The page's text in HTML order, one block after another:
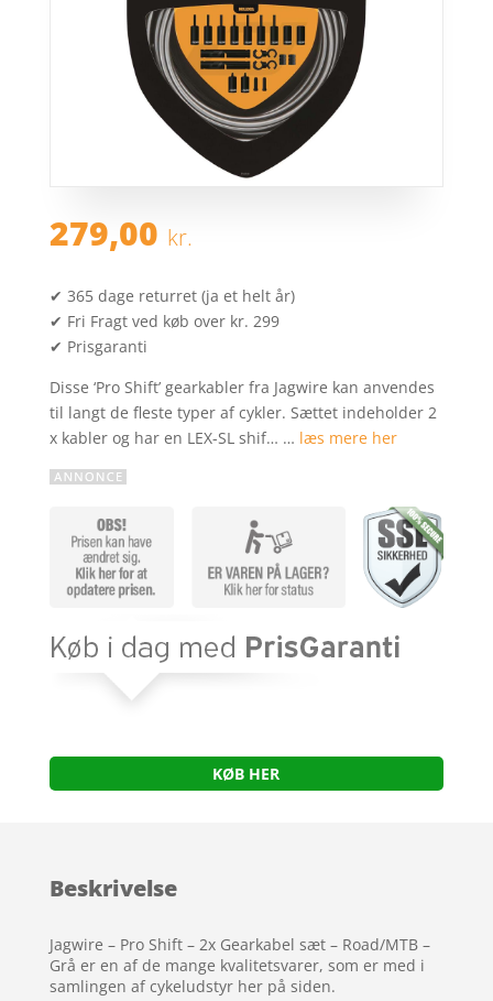
279,00 kr.
✔ 365 dage returret (ja et helt år)
✔ Fri Fragt ved køb over kr. 299
✔ Prisgaranti
Disse ‘Pro Shift’ gearkabler fra Jagwire kan anvendes
til langt de fleste typer af cykler. Sættet indeholder 2
x kabler og har en LEX-SL shif… … læs mere her
KØB HER
Beskrivelse
Jagwire – Pro Shift – 2x Gearkabel sæt – Road/MTB –
Grå er en af de mange kvalitetsvarer, som er med i
samlingen af cykeludstyr her på siden.